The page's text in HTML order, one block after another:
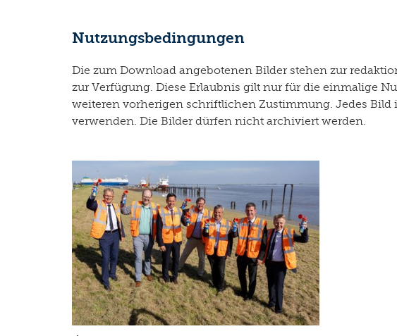
Nutzungsbedingungen
Die zum Download angebotenen Bilder stehen zur
zur Verfügung. Diese Erlaubnis gilt nur für die einmalige
weiteren vorherigen schriftlichen Zustimmung. Jedes
verwenden. Die Bilder dürfen nicht archiviert werden.